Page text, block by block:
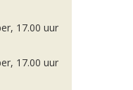
17.00 uur
17.00 uur